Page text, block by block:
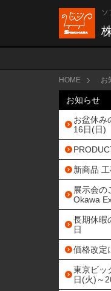
ソ
HOME お
お知らせ
お盆休
16日(日)
新商品
展示会の
Okawa
長期休
日
価格改定
東京ビッ
日(火)～